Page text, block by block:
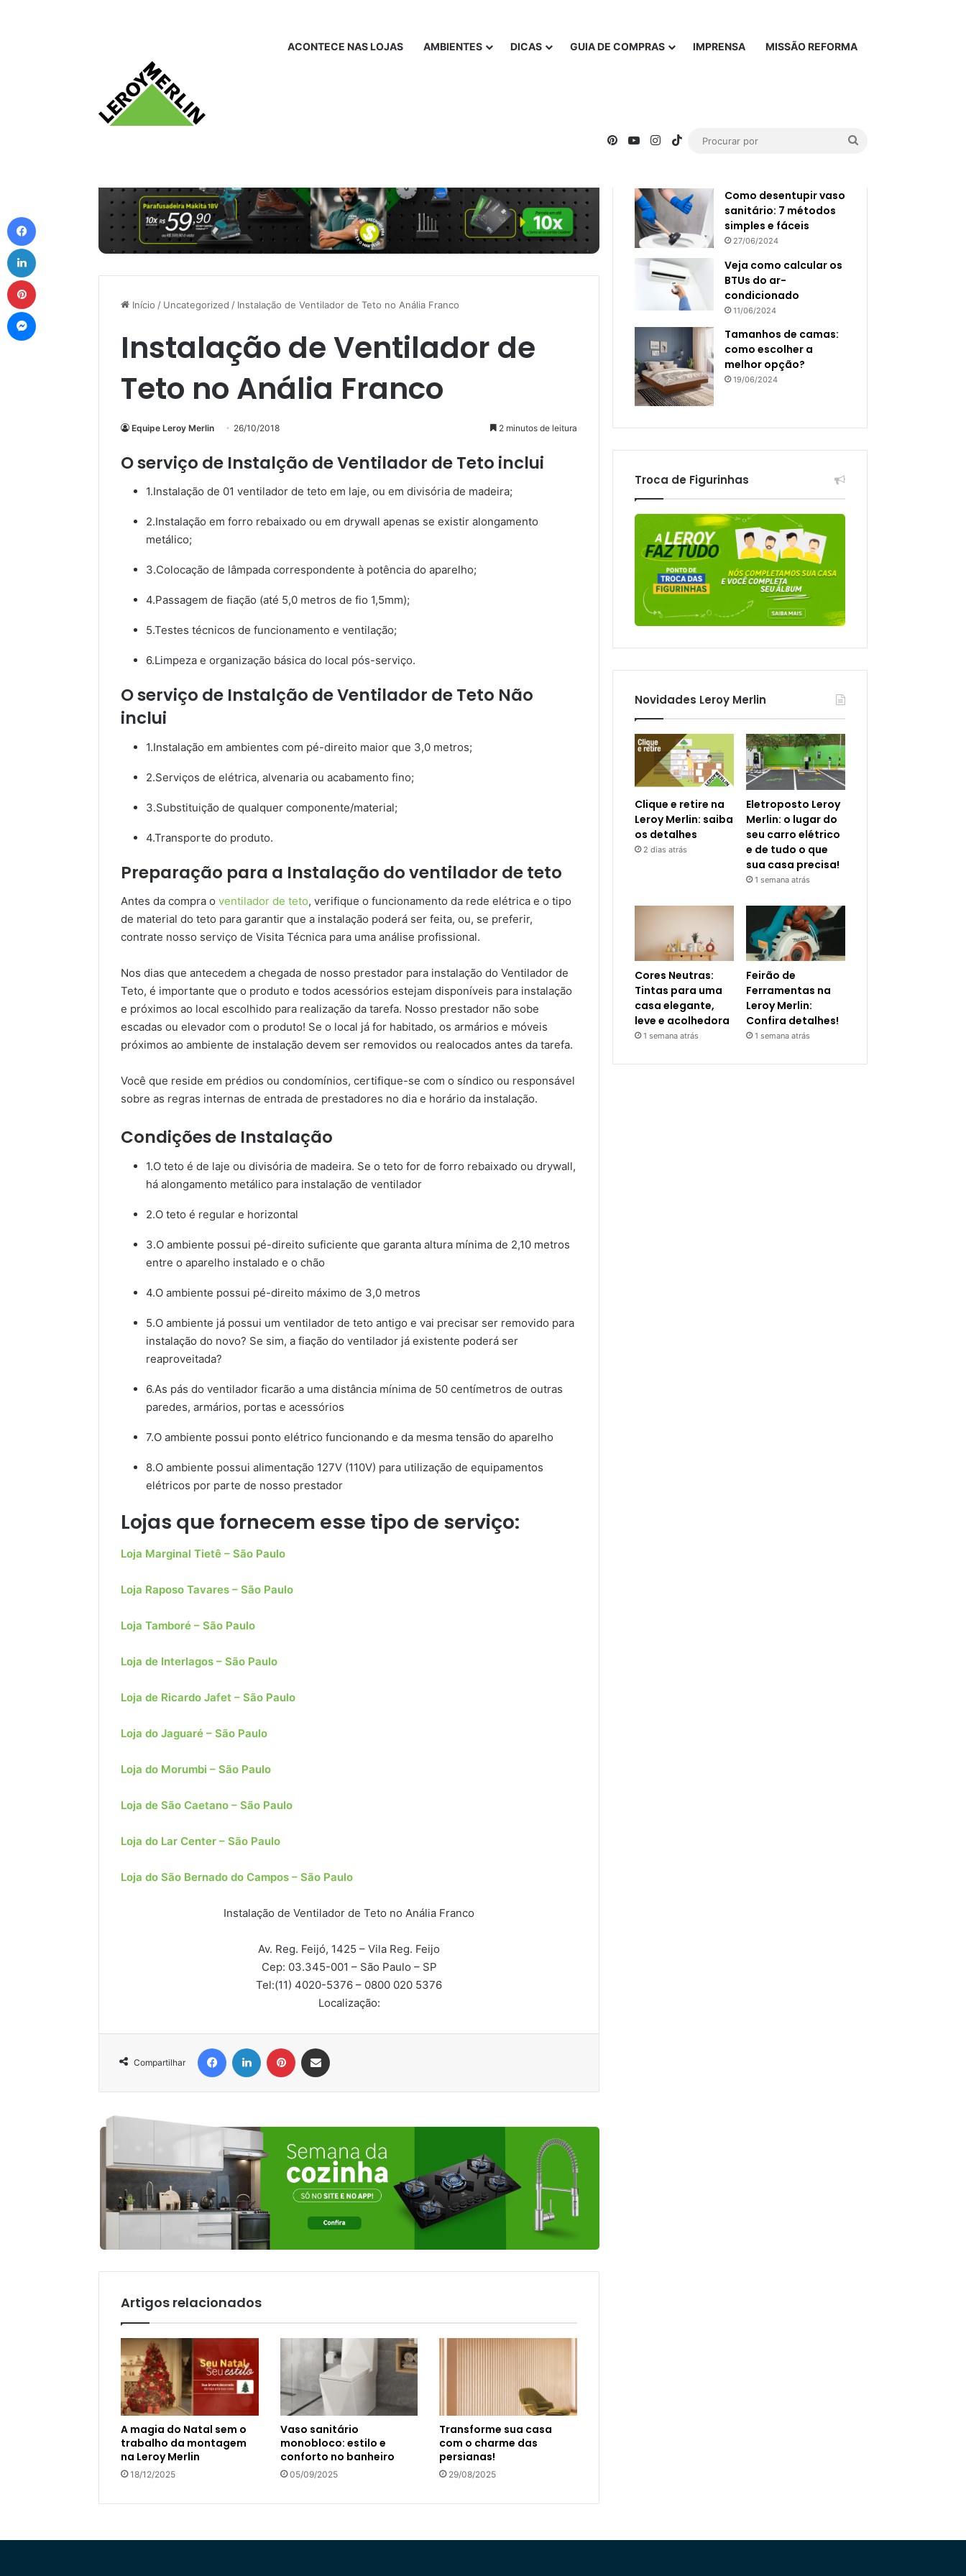
ACONTECE NAS LOJAS AMBIENTES DICAS GUIA DE COMPRAS IMPRENSA MISSÃO REFORMA
PinterestYouTubeInstagram
TikTok
Início / Uncategorized / Instalação de Ventilador de Teto no Anália Franco
Instalação de Ventilador de
Teto no Anália Franco
Equipe Leroy Merlin 26/10/2018 2 minutos de leitura
O serviço de Instalção de Ventilador de Teto inclui
1.Instalação de 01 ventilador de teto em laje, ou em divisória de madeira;
2.Instalação em forro rebaixado ou em drywall apenas se existir alongamento
metálico;
3.Colocação de lâmpada correspondente à potência do aparelho;
4.Passagem de fiação (até 5,0 metros de fio 1,5mm);
5.Testes técnicos de funcionamento e ventilação;
6.Limpeza e organização básica do local pós-serviço.
O serviço de Instalção de Ventilador de Teto Não
inclui
1.Instalação em ambientes com pé-direito maior que 3,0 metros;
2.Serviços de elétrica, alvenaria ou acabamento fino;
3.Substituição de qualquer componente/material;
4.Transporte do produto.
Preparação para a Instalação do ventilador de teto
Antes da compra o ventilador de teto, verifique o funcionamento da rede elétrica e o tipo
de material do teto para garantir que a instalação poderá ser feita, ou, se preferir,
contrate nosso serviço de Visita Técnica para uma análise profissional.
Nos dias que antecedem a chegada de nosso prestador para instalação do Ventilador de
Teto, é importante que o produto e todos acessórios estejam disponíveis para instalação
e próximos ao local escolhido para realização da tarefa. Nosso prestador não sobe
escadas ou elevador com o produto! Se o local já for habitado, os armários e móveis
próximos ao ambiente de instalação devem ser removidos ou realocados antes da tarefa.
Você que reside em prédios ou condomínios, certifique-se com o síndico ou responsável
sobre as regras internas de entrada de prestadores no dia e horário da instalação.
Condições de Instalação
1.O teto é de laje ou divisória de madeira. Se o teto for de forro rebaixado ou drywall,
há alongamento metálico para instalação de ventilador
2.O teto é regular e horizontal
3.O ambiente possui pé-direito suficiente que garanta altura mínima de 2,10 metros
entre o aparelho instalado e o chão
4.O ambiente possui pé-direito máximo de 3,0 metros
5.O ambiente já possui um ventilador de teto antigo e vai precisar ser removido para
instalação do novo? Se sim, a fiação do ventilador já existente poderá ser
reaproveitada?
6.As pás do ventilador ficarão a uma distância mínima de 50 centímetros de outras
paredes, armários, portas e acessórios
7.O ambiente possui ponto elétrico funcionando e da mesma tensão do aparelho
8.O ambiente possui alimentação 127V (110V) para utilização de equipamentos
elétricos por parte de nosso prestador
Lojas que fornecem esse tipo de serviço:
Loja Marginal Tietê – São Paulo
Loja Raposo Tavares – São Paulo
Loja Tamboré – São Paulo
Loja de Interlagos – São Paulo
Loja de Ricardo Jafet – São Paulo
Loja do Jaguaré – São Paulo
Loja do Morumbi – São Paulo
Loja de São Caetano – São Paulo
Loja do Lar Center – São Paulo
Loja do São Bernado do Campos – São Paulo
Instalação de Ventilador de Teto no Anália Franco
Av. Reg. Feijó, 1425 – Vila Reg. Feijo
Cep: 03.345-001 – São Paulo – SP
Tel:(11) 4020-5376 – 0800 020 5376
Localização:
Compartilhar
FacebookLinkedin Pinterest
Artigos relacionados
A magia do Natal sem o
trabalho da montagem
na Leroy Merlin
18/12/2025
Vaso sanitário
monobloco: estilo e
conforto no banheiro
05/09/2025
Transforme sua casa
com o charme das
persianas!
29/08/2025
Popular
Como desentupir vaso
sanitário: 7 métodos
simples e fáceis
27/06/2024
Veja como calcular os
BTUs do ar-
condicionado
11/06/2024
Tamanhos de camas:
como escolher a
melhor opção?
19/06/2024
Troca de Figurinhas
Novidades Leroy Merlin
Clique e retire na
Leroy Merlin: saiba
os detalhes
2 dias atrás
Eletroposto Leroy
Merlin: o lugar do
seu carro elétrico
e de tudo o que
sua casa precisa!
1 semana atrás
Cores Neutras:
Tintas para uma
casa elegante,
leve e acolhedora
1 semana atrás
Feirão de
Ferramentas na
Leroy Merlin:
Confira detalhes!
1 semana atrás